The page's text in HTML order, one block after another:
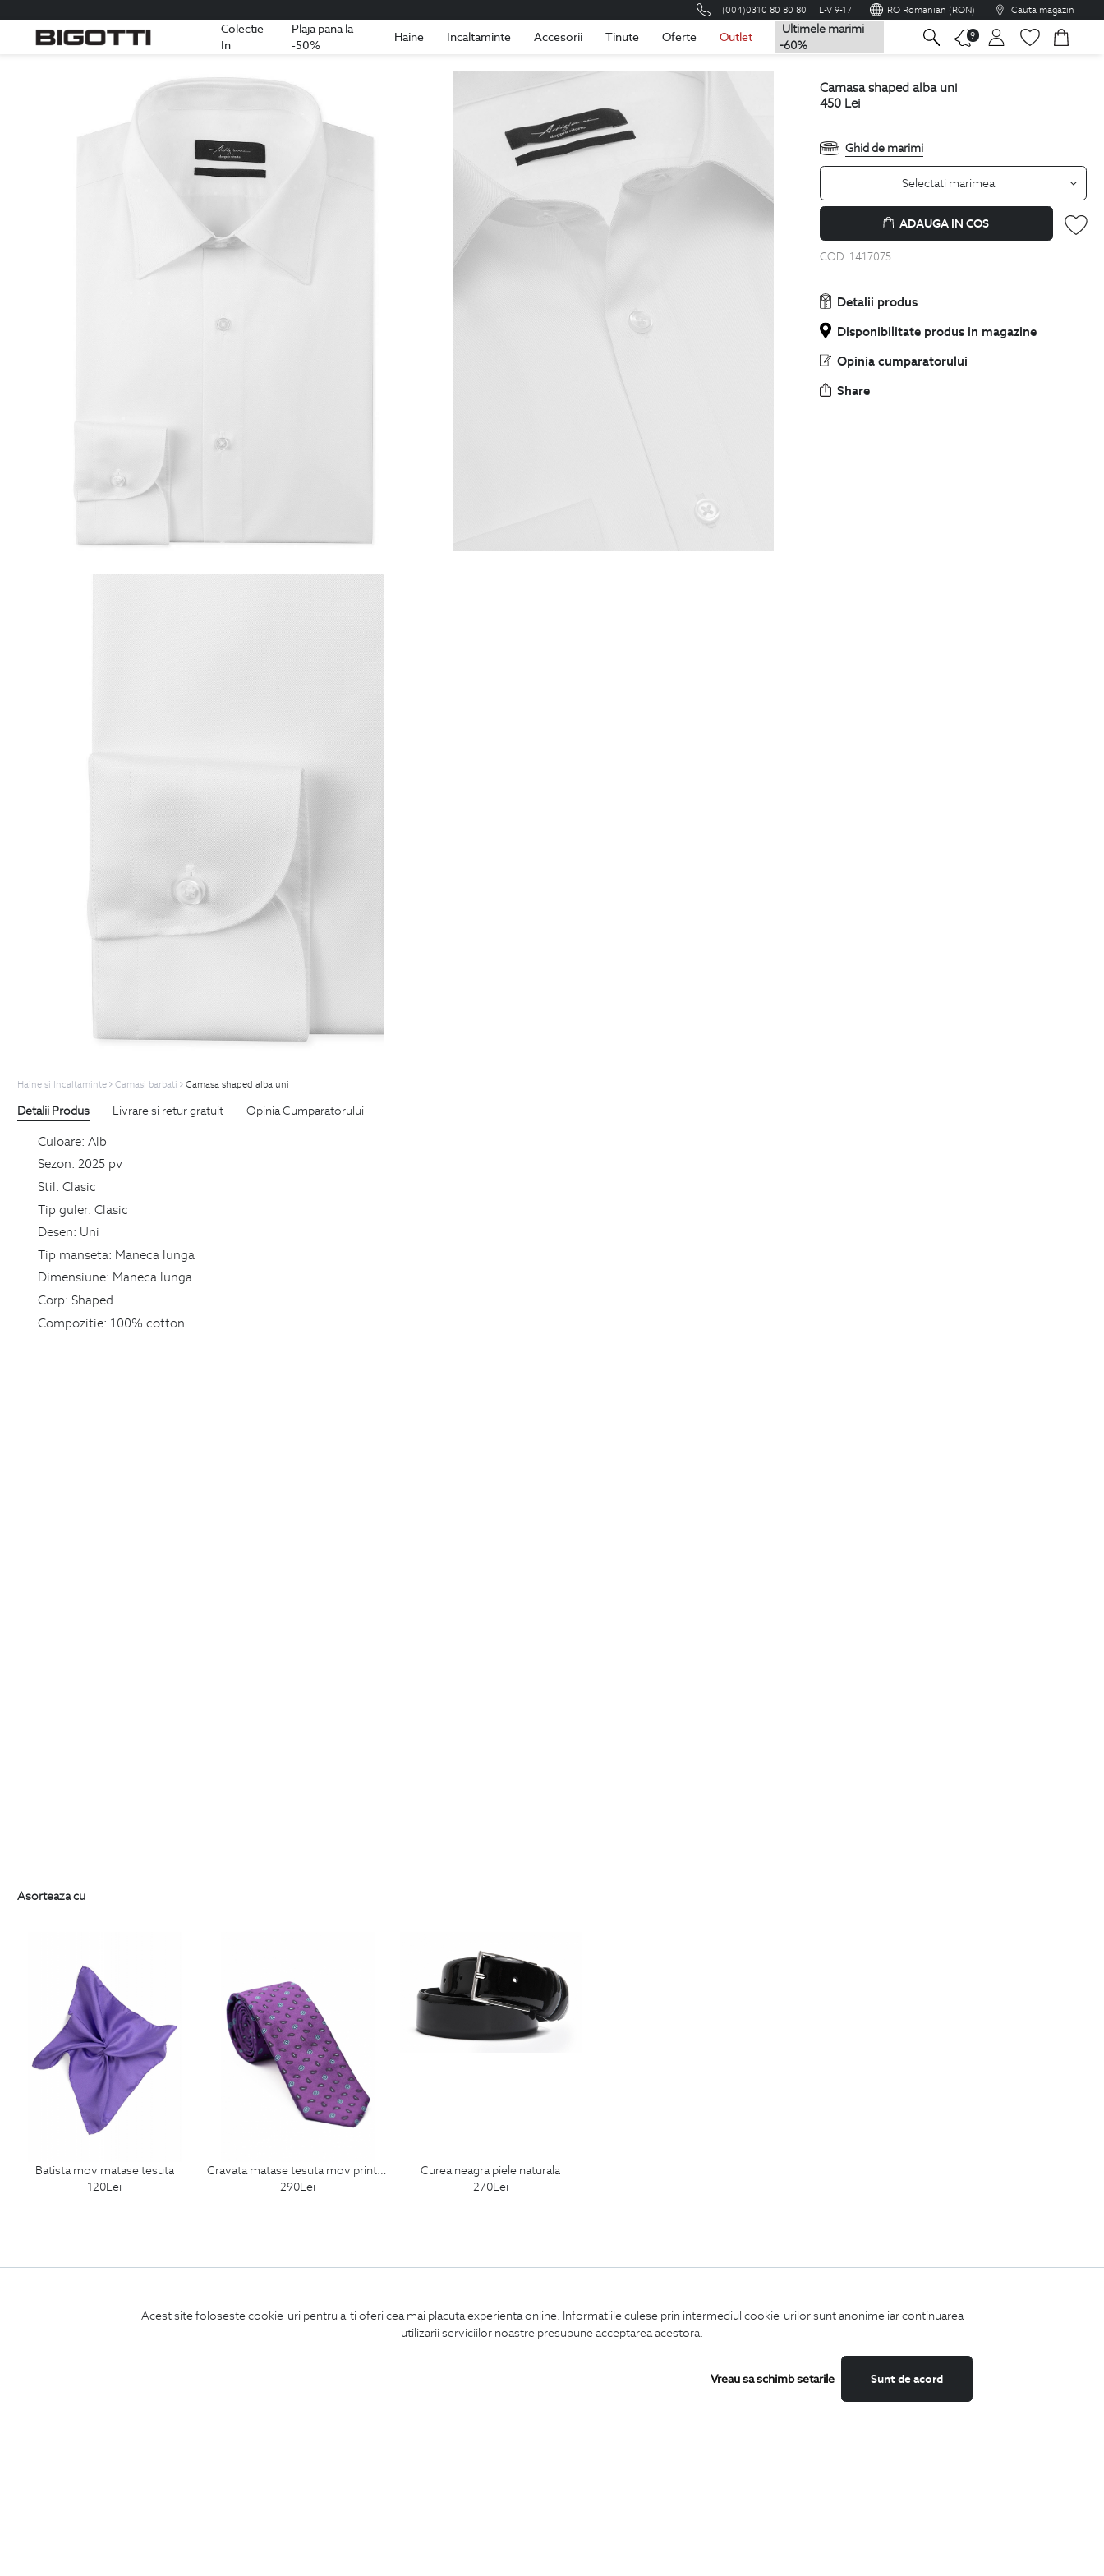
Acest site foloseste cookie-uri pentru a-ti oferi cea mai placuta experienta online. Informatiile culese prin intermediul cookie-urilor sunt anonime iar continuarea
utilizarii serviciilor noastre presupune acceptarea acestora.
Sunt de acord
Vreau sa schimb setarile
(004)0310 80 80 80 L-V 9-17 RO Romanian (RON) Cauta magazin
Colectie
In
Plaja pana la
-50%
Haine Incaltaminte Accesorii Tinute Oferte Outlet
Ultimele marimi
-60%
9
Romania Romana
camasa shaped alba uni
450 Lei
Ghid de marimi
Selectati marimea
ADAUGA IN COS
COD: 1417075
Detalii produs
Disponibilitate produs in magazine
Opinia cumparatorului
Share
Haine si Incaltaminte Camasi barbati Camasa shaped alba uni
Detalii Produs Livrare si retur gratuit Opinia Cumparatorului
Culoare: Alb
Sezon: 2025 pv
Stil: Clasic
Tip guler: Clasic
Desen: Uni
Tip manseta: Maneca lunga
Dimensiune: Maneca lunga
Corp: Shaped
Compozitie: 100% cotton
Asorteaza cu
batista mov matase tesuta
120Lei
cravata matase tesuta mov print floral
290Lei
curea neagra piele naturala
270Lei
email-uri de informare